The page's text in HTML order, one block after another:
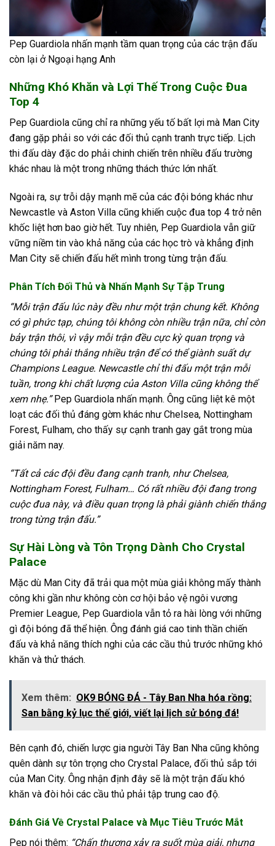
Pep Guardiola nhấn mạnh tầm quan trọng của các trận đấu
còn lại ở Ngoại hạng Anh
Những Khó Khăn và Lợi Thế Trong Cuộc Đua
Top 4
Pep Guardiola cũng chỉ ra những yếu tố bất lợi mà Man City
đang gặp phải so với các đối thủ cạnh tranh trực tiếp. Lịch
thi đấu dày đặc do phải chinh chiến trên nhiều đấu trường
khác nhau là một trong những thách thức lớn nhất.
Ngoài ra, sự trỗi dậy mạnh mẽ của các đội bóng khác như
Newcastle và Aston Villa cũng khiến cuộc đua top 4 trở nên
khốc liệt hơn bao giờ hết. Tuy nhiên, Pep Guardiola vẫn giữ
vững niềm tin vào khả năng của các học trò và khẳng định
Man City sẽ chiến đấu hết mình trong từng trận đấu.
Phân Tích Đối Thủ và Nhấn Mạnh Sự Tập Trung
“Mỗi trận đấu lúc này đều như một trận chung kết. Không
có gì phức tạp, chúng tôi không còn nhiều trận nữa, chỉ còn
bảy trận thôi, vì vậy mỗi trận đều cực kỳ quan trọng và
chúng tôi phải thắng nhiều trận để có thể giành suất dự
Champions League. Newcastle chỉ thi đấu một trận mỗi
tuần, trong khi chất lượng của Aston Villa cũng không thể
xem nhẹ.”Pep Guardiola nhấn mạnh. Ông cũng liệt kê một
loạt các đối thủ đáng gờm khác như Chelsea, Nottingham
Forest, Fulham, cho thấy sự cạnh tranh gay gắt trong mùa
giải năm nay.
“Tất cả các đội đều đang cạnh tranh, như Chelsea,
Nottingham Forest, Fulham… Có rất nhiều đội đang trong
cuộc đua này, và điều quan trọng là phải giành chiến thắng
trong từng trận đấu.”
Sự Hài Lòng và Tôn Trọng Dành Cho Crystal
Palace
Mặc dù Man City đã trải qua một mùa giải không mấy thành
công khi gần như không còn cơ hội bảo vệ ngôi vương
Premier League, Pep Guardiola vẫn tỏ ra hài lòng với những
gì đội bóng đã thể hiện. Ông đánh giá cao tinh thần chiến
đấu và khả năng thích nghi của các cầu thủ trước những khó
khăn và thử thách.
Xem thêm: OK9 BÓNG ĐÁ - Tây Ban Nha hóa rồng:
San bằng kỷ lục thế giới, viết lại lịch sử bóng đá!
Bên cạnh đó, chiến lược gia người Tây Ban Nha cũng không
quên dành sự tôn trọng cho Crystal Palace, đối thủ sắp tới
của Man City. Ông nhận định đây sẽ là một trận đấu khó
khăn và đòi hỏi các cầu thủ phải tập trung cao độ.
Đánh Giá Về Crystal Palace và Mục Tiêu Trước Mắt
Pep nói thêm: “Chấn thương xảy ra suốt mùa giải, nhưng